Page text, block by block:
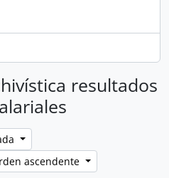
resultados
ascendente